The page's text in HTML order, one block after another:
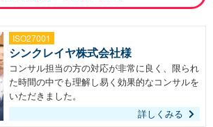
ISO27001
シンクレイヤ株式会社様
コンサル担当の方の対応が非常に良く、限られ
た時間の中でも理解し易く効果的なコンサルを
いただきました。
詳しくみる